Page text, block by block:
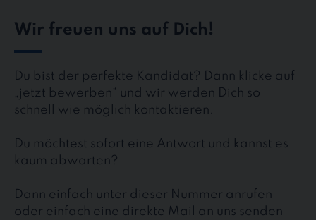
Wir freuen uns auf Dich!
Du bist der perfekte Kandidat? Dann klicke auf
„jetzt bewerben“ und wir werden Dich so
schnell wie möglich kontaktieren.
Du möchtest sofort eine Antwort und kannst es
kaum abwarten?
Dann einfach unter dieser Nummer anrufen
oder einfach eine direkte Mail an uns senden